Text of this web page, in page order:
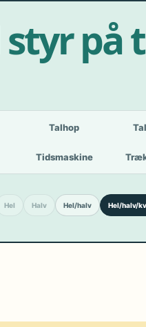
styr på
Talhop
Tidsmaskine
Hel Halv Hel/halv Hel/halv/